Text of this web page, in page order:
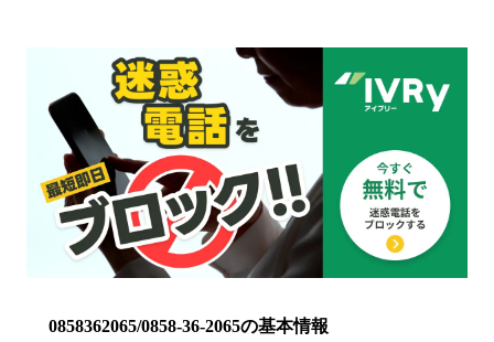
0858362065/0858-36-2065の基本情報